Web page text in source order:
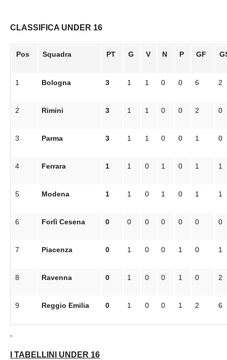
CLASSIFICA UNDER 16
Pos Squadra PT G V N P GF
1 Bologna 3 1 1 0 0 6 2
2 Rimini 3 1 1 0 0 2 0
3 Parma 3 1 1 0 0 1 0
4 Ferrara 1 1 0 1 0 1 1
5 Modena 1 1 0 1 0 1 1
6 Forlì Cesena 0 0 0 0 0 0 0
7 Piacenza 0 1 0 0 1 0 1
8 Ravenna 0 1 0 0 1 0 2
9 Reggio Emilia 0 1 0 0 1 2 6
I TABELLINI UNDER 16